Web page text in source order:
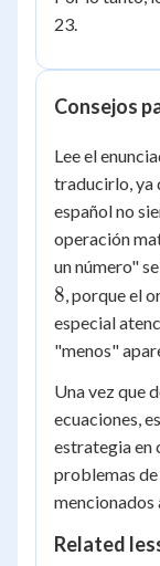
23.
Consejos
Lee el
traducirlo, ya
español no
operación
un número"
8, porque el
especial
"menos"
Una vez que
ecuaciones,
estrategia en
problemas
Related